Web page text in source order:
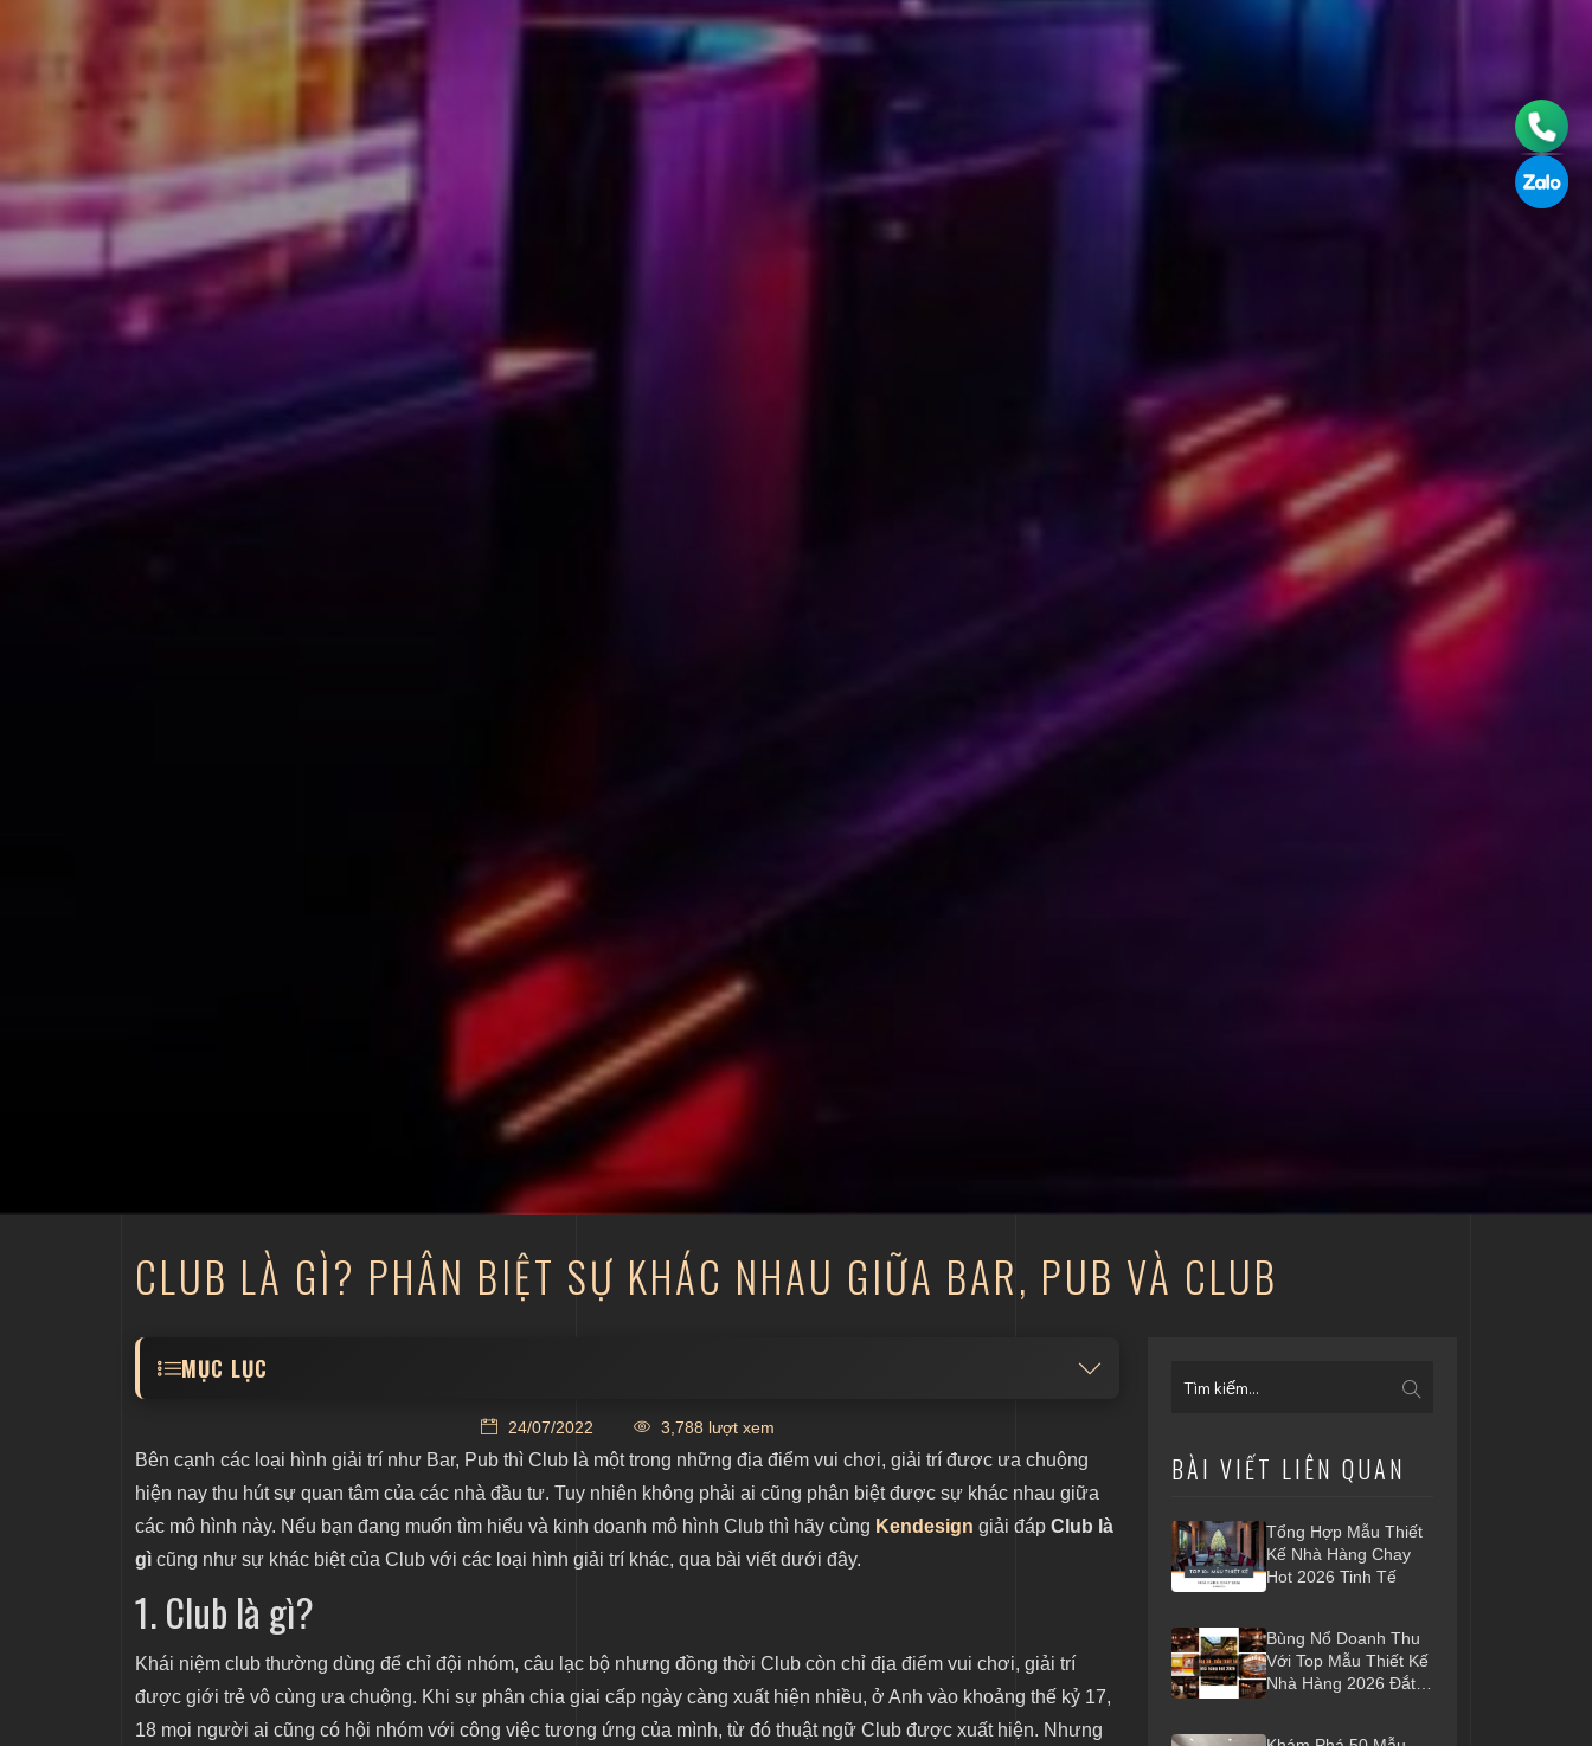
CLUB LÀ GÌ? PHÂN BIỆT SỰ KHÁC NHAU GIỮA BAR, PUB VÀ CLUB
MỤC LỤC
2. Những nét đặc trưng nổi bật của Club
2.2 Âm nhạc
2.3 Đối tượng khách hàng
3. Phân biệt sự khác nhau giữa các mô hình bar, pub và club
Riêng tư
1900 Le Theatre
Sidewalk Hanoi
24/07/2022 3,788 lượt xem
Bên cạnh các loại hình giải trí như Bar, Pub thì Club là một trong những địa điểm vui chơi, giải trí được ưa chuộng
hiện nay thu hút sự quan tâm của các nhà đầu tư. Tuy nhiên không phải ai cũng phân biệt được sự khác nhau giữa
các mô hình này. Nếu bạn đang muốn tìm hiểu và kinh doanh mô hình Club thì hãy cùng Kendesign giải đáp Club là
gì cũng như sự khác biệt của Club với các loại hình giải trí khác, qua bài viết dưới đây.
1. Club là gì?
Khái niệm club thường dùng để chỉ đội nhóm, câu lạc bộ nhưng đồng thời Club còn chỉ địa điểm vui chơi, giải trí
được giới trẻ vô cùng ưa chuộng. Khi sự phân chia giai cấp ngày càng xuất hiện nhiều, ở Anh vào khoảng thế kỷ 17,
18 mọi người ai cũng có hội nhóm với công việc tương ứng của mình, từ đó thuật ngữ Club được xuất hiện. Nhưng
BÀI VIẾT LIÊN QUAN
Tổng Hợp Mẫu Thiết
Kế Nhà Hàng Chay
Hot 2026 Tinh Tế
Bùng Nổ Doanh Thu
Với Top Mẫu Thiết Kế
Nhà Hàng 2026 Đắt